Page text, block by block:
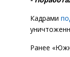
Кадрами
Ранее